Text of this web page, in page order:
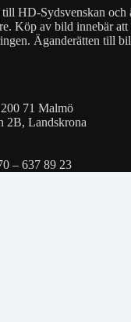
HD-Sydsvenskan
Köp av bild innebär
Äganderätten till
71 Malmö
2B, Landskrona
– 637 89 23